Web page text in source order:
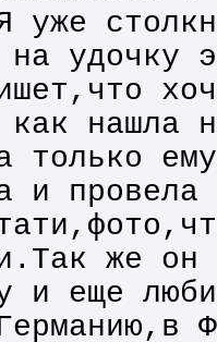
уже
на удочку
нашла
только
и
же он
и еще